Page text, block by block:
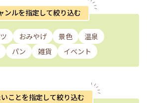
ンルを指定して絞り込む
おみやげ 景色
温泉
パン 雑貨 イベント
いことを指定して絞り込む